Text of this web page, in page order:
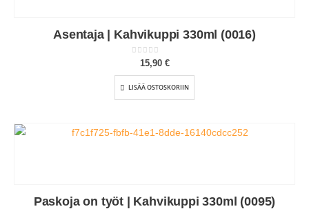
Asentaja | Kahvikuppi 330ml (0016)
out of 5
15,90 €
LISÄÄ OSTOSKORIIN
Paskoja on työt | Kahvikuppi 330ml (0095)